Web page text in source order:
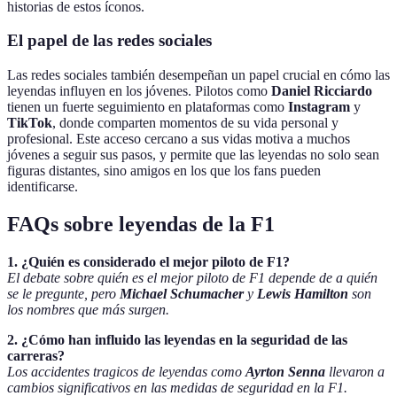
historias de estos íconos.
El papel de las redes sociales
Las redes sociales también desempeñan un papel crucial en cómo las
leyendas influyen en los jóvenes. Pilotos como Daniel Ricciardo
tienen un fuerte seguimiento en plataformas como Instagram y
TikTok, donde comparten momentos de su vida personal y
profesional. Este acceso cercano a sus vidas motiva a muchos
jóvenes a seguir sus pasos, y permite que las leyendas no solo sean
figuras distantes, sino amigos en los que los fans pueden
identificarse.
FAQs sobre leyendas de la F1
1. ¿Quién es considerado el mejor piloto de F1?
El debate sobre quién es el mejor piloto de F1 depende de a quién
se le pregunte, pero Michael Schumachery Lewis Hamilton son
los nombres que más surgen.
2. ¿Cómo han influido las leyendas en la seguridad de las
carreras?
Los accidentes tragicos de leyendas como Ayrton Senna llevaron a
cambios significativos en las medidas de seguridad en la F1.